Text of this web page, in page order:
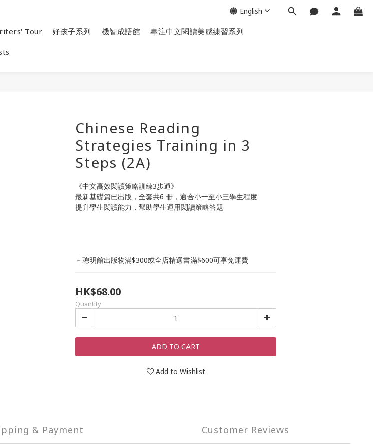
Tour 好孩子系列 機智成語館 專注中文閱讀美感練習系列
English
Chinese Reading
Strategies Training in 3
Steps (2A)
《中文高效閱讀策略訓練3步通》
最新基礎篇已出版，全套共6 冊，適合小一至小三學生程度
提升學生閱讀能力，幫助學生運用閱讀策略答題
－聰明館出版物滿$300或全店精選書滿$600可享免運費
HK$68.00
Quantity
ADD TO CART
Add to Wishlist
& Payment Customer Reviews